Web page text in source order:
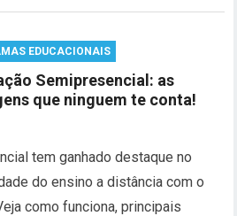
EDUCACIONAIS
Semipresencial: as
que ninguem te conta!
tem ganhado destaque no
do ensino a distância com o
como funciona, principais